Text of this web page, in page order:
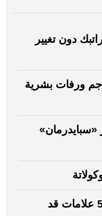
30% من راتبك دون تغيير
ورفات بشرية
«سبايدرمان»
جسمك يرسل إشارات صامتة.. 5 علامات قد